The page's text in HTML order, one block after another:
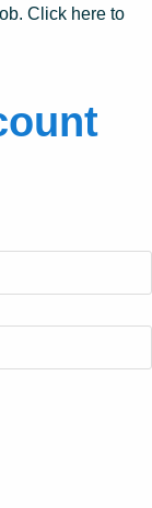
Click here to